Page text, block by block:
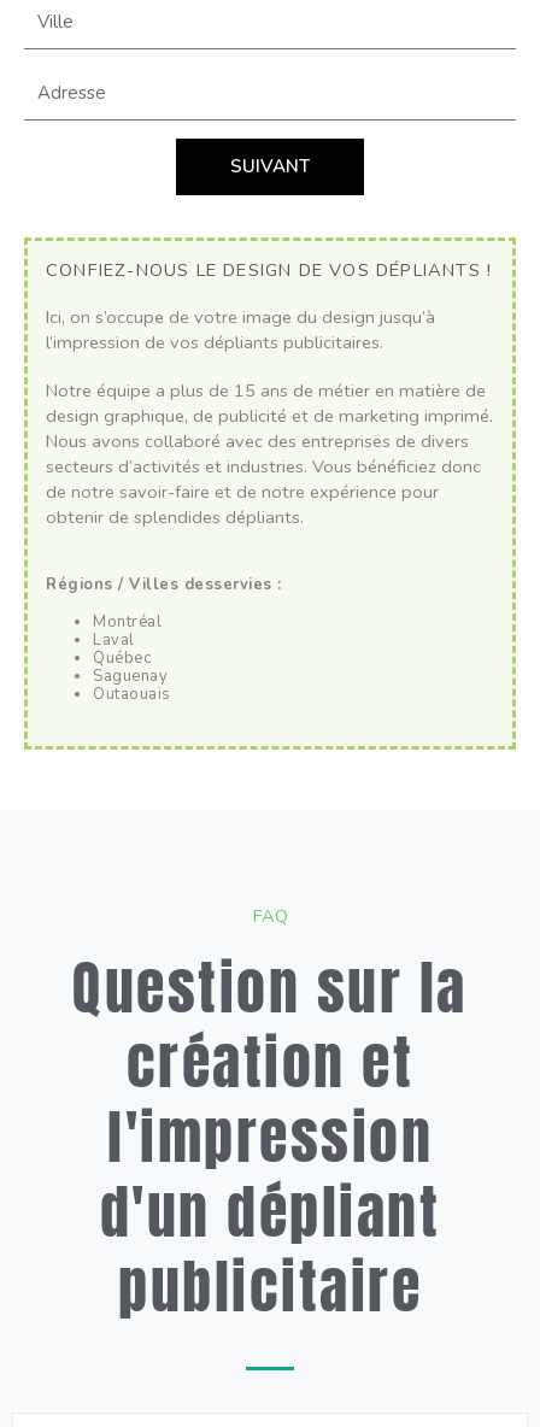
l
r
SUIVANT
CONFIEZ-NOUS LE DESIGN DE VOS DÉPLIANTS !
Ici, on s’occupe de votre image du design jusqu’à
l’impression de vos dépliants publicitaires.
Notre équipe a plus de 15 ans de métier en matière de
design graphique, de publicité et de marketing imprimé.
Nous avons collaboré avec des entreprises de divers
secteurs d’activités et industries. Vous bénéficiez donc
de notre savoir-faire et de notre expérience pour
obtenir de splendides dépliants.
Régions / Villes desservies :
Montréal
Laval
Québec
Saguenay
Outaouais
FAQ
Question sur la
création et
l'impression
d'un dépliant
publicitaire